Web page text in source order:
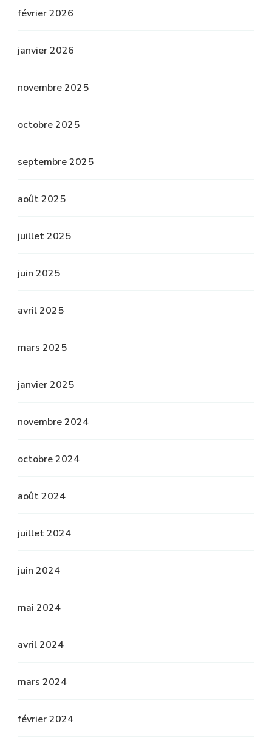
février 2026
janvier 2026
novembre 2025
octobre 2025
septembre 2025
août 2025
juillet 2025
juin 2025
avril 2025
mars 2025
janvier 2025
novembre 2024
octobre 2024
août 2024
juillet 2024
juin 2024
mai 2024
avril 2024
mars 2024
février 2024